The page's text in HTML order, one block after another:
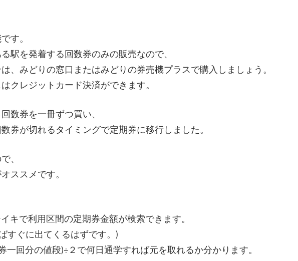
す。
駅を発着する回数券のみの販売なので、
、みどりの窓口またはみどりの券売機プラスで購入しましょう。
クレジットカード決済ができます。
数券を一冊ずつ買い、
券が切れるタイミングで定期券に移行しました。
、
ススメです。
キで利用区間の定期券金額が検索できます。
すぐに出てくるはずです。)
回分の値段)÷２で何日通学すれば元を取れるか分かります。